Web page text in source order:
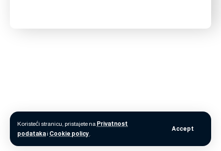
Koristeći stranicu, pristajete na Privatnost
podatakai Cookie policy.
Accept